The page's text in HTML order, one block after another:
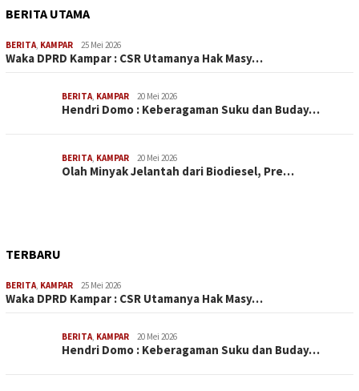
BERITA UTAMA
BERITA KAMPAR 25 Mei 2026
Waka DPRD Kampar : CSR Utamanya Hak Masy…
BERITA KAMPAR 20 Mei 2026
Hendri Domo : Keberagaman Suku dan Buday…
BERITA KAMPAR 20 Mei 2026
Olah Minyak Jelantah dari Biodiesel, Pre…
TERBARU
BERITA KAMPAR 25 Mei 2026
Waka DPRD Kampar : CSR Utamanya Hak Masy…
BERITA KAMPAR 20 Mei 2026
Hendri Domo : Keberagaman Suku dan Buday…